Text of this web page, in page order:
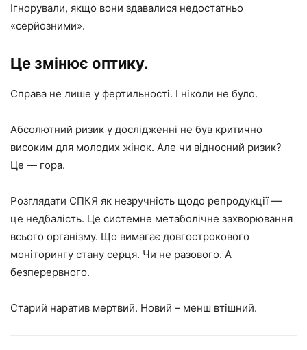
Ігнорували, якщо вони здавалися недостатньо
«серйозними».
Це змінює оптику.
Справа не лише у фертильності. І ніколи не було.
Абсолютний ризик у дослідженні не був критично
високим для молодих жінок. Але чи відносний ризик?
Це — гора.
Розглядати СПКЯ як незручність щодо репродукції —
це недбалість. Це системне метаболічне захворювання
всього організму. Що вимагає довгострокового
моніторингу стану серця. Чи не разового. А
безперервного.
Старий наратив мертвий. Новий – менш втішний.